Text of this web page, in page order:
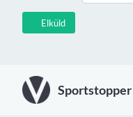
Elküld
Sportstopper